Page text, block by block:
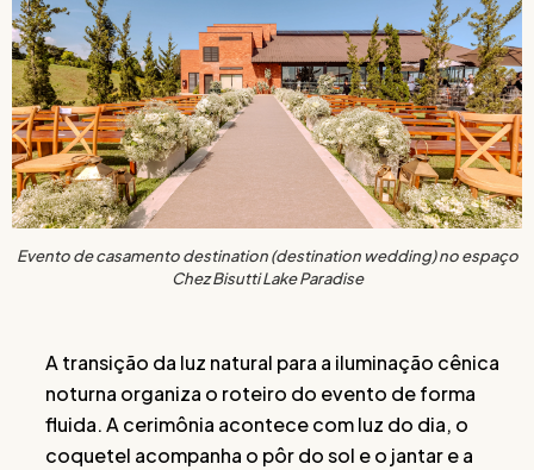
Evento de casamento destination (destination wedding) no espaço
Chez Bisutti Lake Paradise
A transição da luz natural para a iluminação cênica
noturna organiza o roteiro do evento de forma
fluida. A cerimônia acontece com luz do dia, o
coquetel acompanha o pôr do sol e o jantar e a